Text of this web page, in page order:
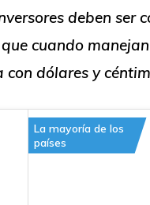
deben ser
cuando
con dólares y
La mayoría de los
países